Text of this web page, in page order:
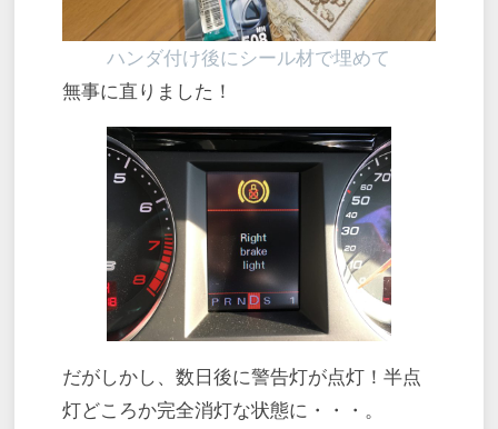
ハンダ付け後にシール材で埋めて
無事に直りました！
だがしかし、数日後に警告灯が点灯！半点
灯どころか完全消灯な状態に・・・。